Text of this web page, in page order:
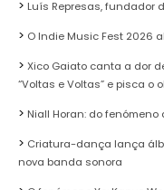
Luís Represas, fundador
O Indie Music Fest 2026
Xico Gaiato canta a dor
“Voltas e Voltas” e pisca o
Niall Horan: do fenómeno
Criatura-dança lança
nova banda sonora